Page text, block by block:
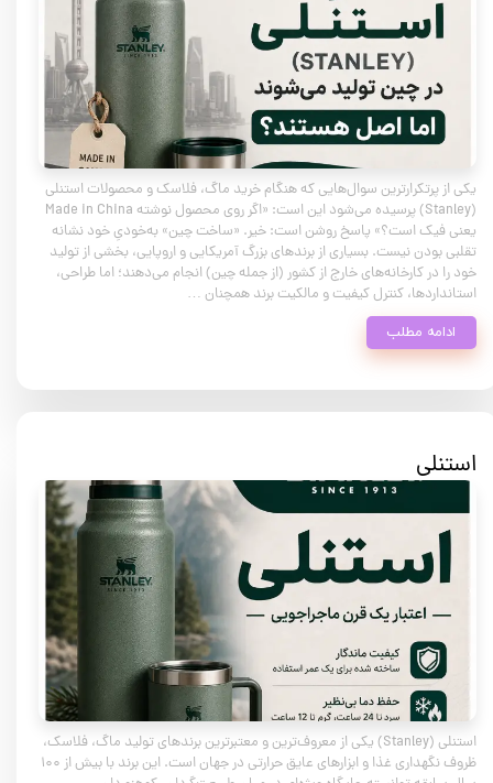
یکی از پرتکرارترین سوال‌هایی که هنگام خرید ماگ، فلاسک و محصولات استنلی
(Stanley) پرسیده می‌شود این است: «اگر روی محصول نوشته Made in China
یعنی فیک است؟» پاسخ روشن است: خیر. «ساخت چین» به‌خودیِ خود نشانه
تقلبی بودن نیست. بسیاری از برندهای بزرگ آمریکایی و اروپایی، بخشی از تولید
خود را در کارخانه‌های خارج از کشور (از جمله چین) انجام می‌دهند؛ اما طراحی،
استانداردها، کنترل کیفیت و مالکیت برند همچنان …
ادامه مطلب
استنلی
استنلی (Stanley) یکی از معروف‌ترین و معتبرترین برندهای تولید ماگ، فلاسک،
ظروف نگهداری غذا و ابزارهای عایق حرارتی در جهان است. این برند با بیش از ۱۰۰